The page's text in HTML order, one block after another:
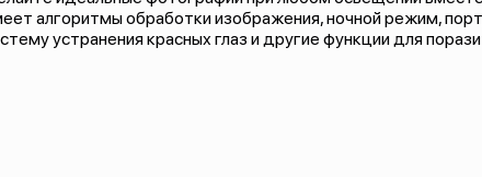
алгоритмы обработки изображения, ночной режим,
устранения красных глаз и другие функции для